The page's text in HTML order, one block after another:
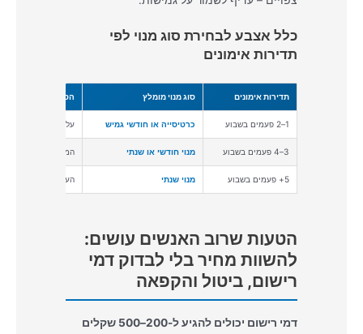
כלל אצבע לבחירת סוג מנוי לפי
תדירות אימונים
תדירות אימונים סוג מנוי מומלץ הסבר
1–2 פעמים בשבוע כרטיסייה או חודשי גמיש עלות לאימון נמוכה
3–4 פעמים בשבוע מנוי חודשי או שנתי המחיר לאימון יורד
5+ פעמים בשבוע מנוי שנתי העלות לאימון
הטעות שרוב האנשים עושים:
להשוות מחיר בלי לבדוק דמי
רישום, ביטול והקפאה
דמי רישום יכולים להגיע ל-200–500 שקלים